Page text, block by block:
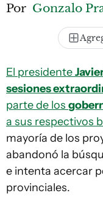
Por Gonzalo
El presidente
sesiones
parte de los
a sus respectivos
mayoría de los
abandonó la
e intenta acercar
provinciales.